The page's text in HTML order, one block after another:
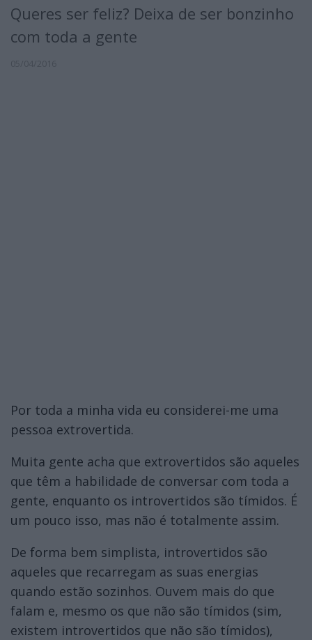
Queres ser feliz? Deixa de ser bonzinho
com toda a gente
Por toda a minha vida eu considerei-me uma
pessoa extrovertida.
Muita gente acha que extrovertidos são aqueles
que têm a habilidade de conversar com toda a
gente, enquanto os introvertidos são tímidos. É
um pouco isso, mas não é totalmente assim.
De forma bem simplista, introvertidos são
aqueles que recarregam as suas energias
quando estão sozinhos. Ouvem mais do que
falam e, mesmo os que não são tímidos (sim,
existem introvertidos que não são tímidos),